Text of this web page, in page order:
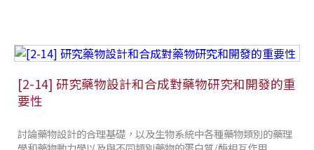
[2-14] 研究藥物設計和合成對藥物研究和開發的重
要性
討論藥物設計的合理基礎，以及生物系統中各種藥物類別的藥理